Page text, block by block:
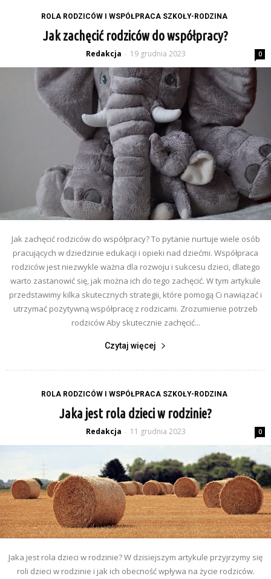
ROLA RODZICÓW I WSPÓŁPRACA SZKOŁY-RODZINA
Jak zachęcić rodziców do współpracy?
Redakcja - 19 grudnia 2023 0
Jak zachęcić rodziców do współpracy? To pytanie nurtuje wiele osób
pracujących w dziedzinie edukacji i opieki nad dziećmi. Współpraca
rodziców jest niezwykle ważna dla rozwoju i sukcesu dzieci, dlatego
warto zastanowić się, jak można ich do tego zachęcić. W tym artykule
przedstawimy kilka skutecznych strategii, które pomogą Ci nawiązać i
utrzymać pozytywną współpracę z rodzicami. Zrozumienie potrzeb
rodziców Aby skutecznie zachęcić...
Czytaj więcej
ROLA RODZICÓW I WSPÓŁPRACA SZKOŁY-RODZINA
Jaka jest rola dzieci w rodzinie?
Redakcja - 11 grudnia 2023 0
Jaka jest rola dzieci w rodzinie? W dzisiejszym artykule przyjrzymy się
roli dzieci w rodzinie i jak ich obecność wpływa na życie rodziców.